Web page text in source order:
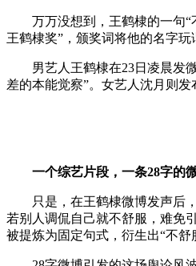
万万没想到，王鹤棣的一句“不
王鹤棣奖”，颁奖词将他的名字玩
男艺人王鹤棣在23日凌晨发微
差的本能觉察”。女艺人沈月则发
一个综艺片段，一条28字的
只是，在王鹤棣微博发声后，
若别人调侃自己就不舒服，难免
被提炼为固定句式，衍生出“不舒